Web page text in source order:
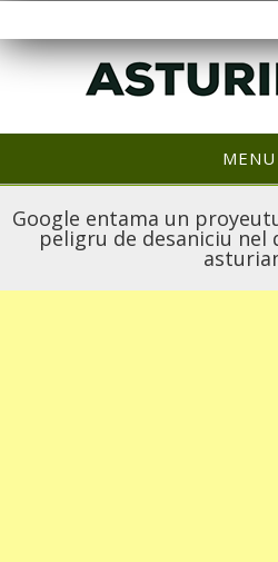
MENU
Google entama un
peligru de desaniciu nel